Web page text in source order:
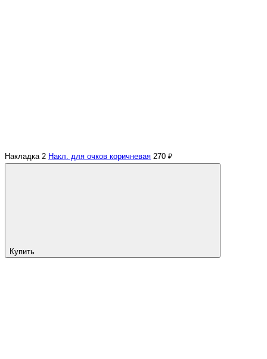
Накладка 2 Накл. для очков коричневая 270 ₽
Купить